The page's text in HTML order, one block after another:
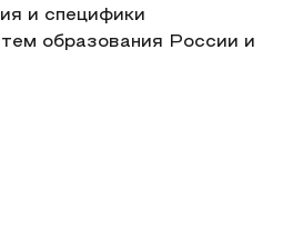
и специфики
образования России и